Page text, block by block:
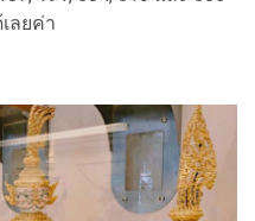
ลยค่า